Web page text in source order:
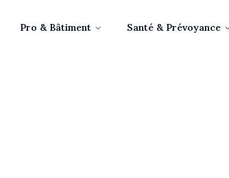
Pro & Bâtiment Santé & Prévoyance